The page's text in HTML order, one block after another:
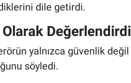
dile getirdi.
Değerlendirdi
yalnızca güvenlik değil
söyledi.